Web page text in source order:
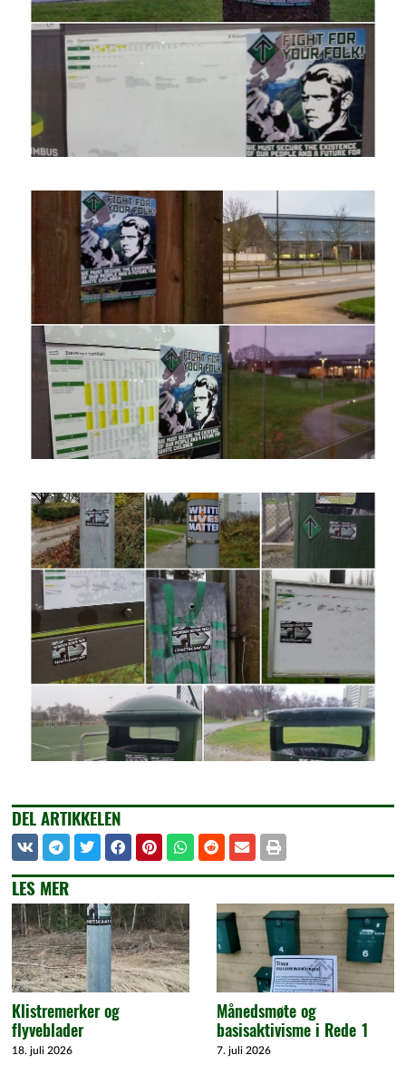
LES MER
Klistremerker og
flyveblader
18. juli 2026
Månedsmøte og
basisaktivisme i Rede 1
7. juli 2026
DEL ARTIKKELEN